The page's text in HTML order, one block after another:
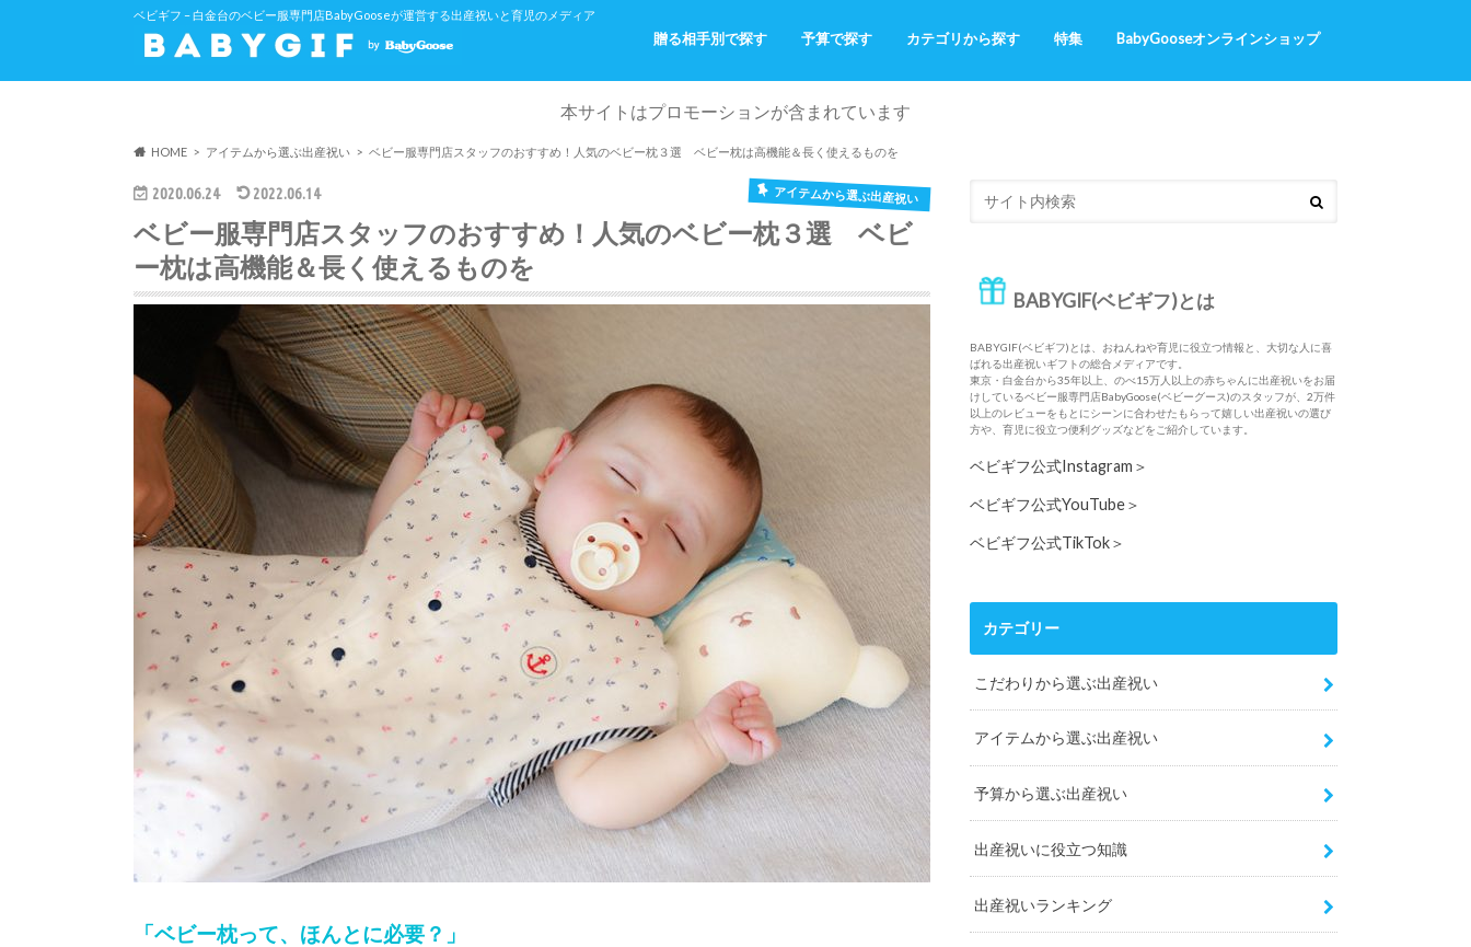
ベビギフ – 白金台のベビー服専門店BabyGooseが運営する出産祝いと育児のメディア
贈る相手別で探す 予算で探す カテゴリから探す 特集 BabyGooseオンラインショップ
本サイトはプロモーションが含まれています
HOME アイテムから選ぶ出産祝い ベビー服専門店スタッフのおすすめ！人気のベビー枕３選 ベビー枕は高機能＆長く使えるものを
2020.06.24 2022.06.14 アイテムから選ぶ出産祝い
ベビー服専門店スタッフのおすすめ！人気のベビー枕３選 ベビ
ー枕は高機能＆長く使えるものを
「ベビー枕って、ほんとに必要？」
BABYGIF(ベビギフ)とは
BABYGIF(ベビギフ)とは、おねんねや育児に役立つ情報と、大切な人に喜
ばれる出産祝いギフトの総合メディアです。
東京・白金台から35年以上、のべ15万人以上の赤ちゃんに出産祝いをお届
けしているベビー服専門店BabyGoose(ベビーグース)のスタッフが、2万件
以上のレビューをもとにシーンに合わせたもらって嬉しい出産祝いの選び
方や、育児に役立つ便利グッズなどをご紹介しています。
ベビギフ公式Instagram＞
ベビギフ公式YouTube＞
ベビギフ公式TikTok＞
カテゴリー
こだわりから選ぶ出産祝い
アイテムから選ぶ出産祝い
予算から選ぶ出産祝い
出産祝いに役立つ知識
出産祝いランキング